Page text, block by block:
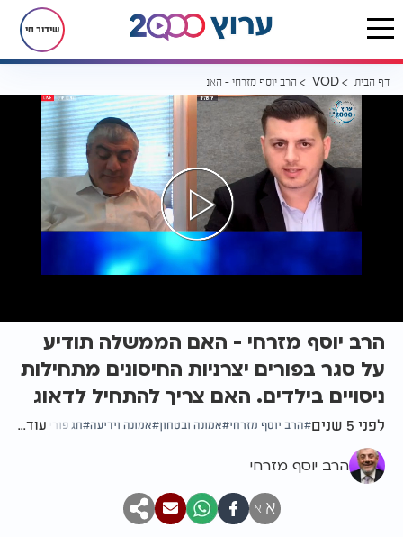
שידור חי
דף הבית VOD הרב יוסף מזרחי - האם הממשלה תודיע על סגר בפורים יצרניות
הרב יוסף מזרחי - האם הממשלה תודיע
על סגר בפורים יצרניות החיסונים מתחילות
ניסויים בילדים. האם צריך להתחיל לדאוג
לפני 5 שנים הרב יוסף מזרחי אמונה ובטחון אמונה וידיעה חג פוריםעוד...
הרב יוסף מזרחי
א א